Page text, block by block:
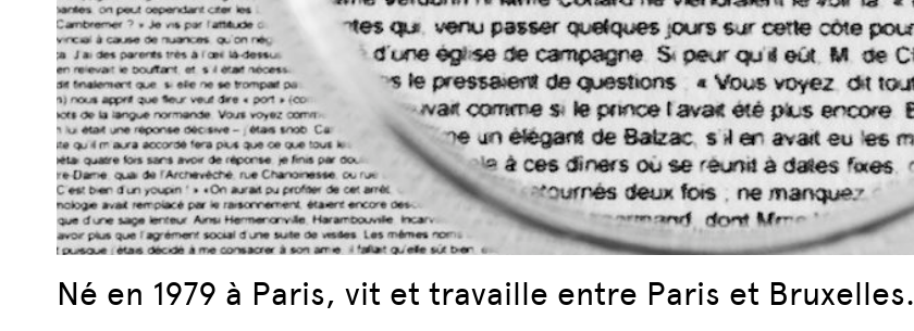
Né en 1979 à Paris, vit et travaille entre Paris et Bruxelles.